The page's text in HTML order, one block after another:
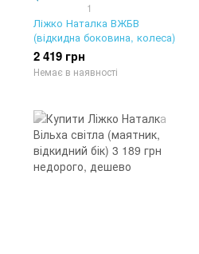
1
Ліжко Наталка ВЖБВ
(відкидна боковина, колеса)
2 419 грн
Немає в наявності